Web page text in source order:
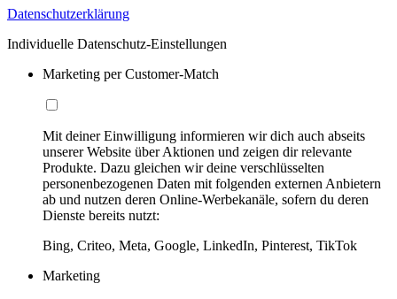
Datenschutzerklärung
Individuelle Datenschutz-Einstellungen
Marketing per Customer-Match
Mit deiner Einwilligung informieren wir dich auch abseits
unserer Website über Aktionen und zeigen dir relevante
Produkte. Dazu gleichen wir deine verschlüsselten
personenbezogenen Daten mit folgenden externen Anbietern
ab und nutzen deren Online-Werbekanäle, sofern du deren
Dienste bereits nutzt:
Bing, Criteo, Meta, Google, LinkedIn, Pinterest, TikTok
Marketing